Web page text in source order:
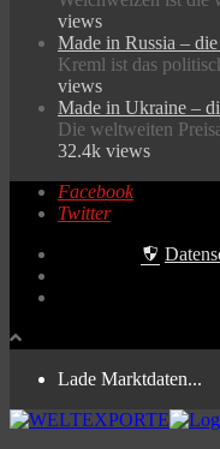
views
Made in Russia –
Kreml ist das
views
Made in Ukraine –
Die weltweiten
32.4k views
Facebook
Twitter
Lade Marktdaten...